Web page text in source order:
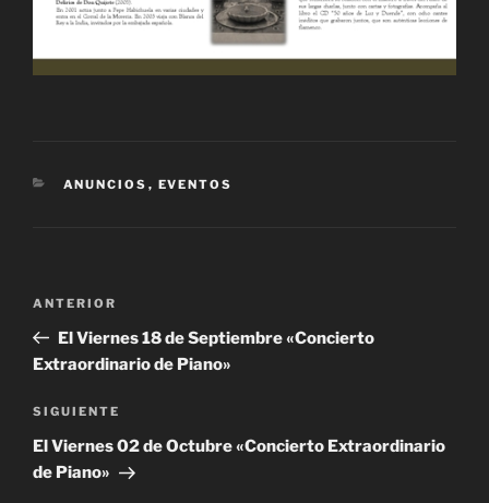
CATEGORÍAS
ANUNCIOS , EVENTOS
entradas
Entrada
anterior:
ANTERIOR
El Viernes 18 de Septiembre «Concierto
Siguiente
entrada
SIGUIENTE
El Viernes 02 de Octubre «Concierto Extraordinario